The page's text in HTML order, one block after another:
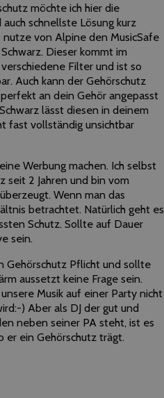
möchte ich hier die
schnellste Lösung kurz
von Alpine den MusicSafe
Dieser kommt im
Filter und ist so
Auch kann der Gehörschutz
an dein Gehör angepasst
lässt diesen in deinem
fast vollständig unsichtbar
Werbung machen. Ich selbst
seit 2 Jahren und bin vom
Wenn man das
betrachtet. Natürlich geht es
Schutz. Sollte auf Dauer
sein.
Gehörschutz Pflicht und sollte
aussetzt keine Frage sein.
Musik auf einer Party nicht
) Aber als DJ der gut und
neben seiner PA steht, ist es
er ein Gehörschutz trägt.